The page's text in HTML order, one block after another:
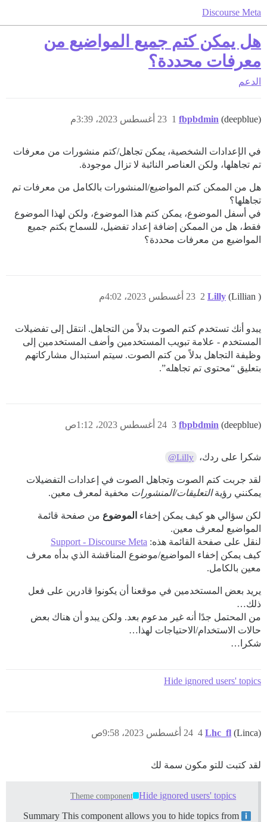
Discourse Meta
هل يمكن كتم جميع المواضيع من
معرفات محددة؟
الدعم
fbpbdmin (deepblue) 23 أغسطس 2023، 3:39م 1
في الإعدادات الشخصية، يمكن تجاهل/كتم منشورات من معرفات
تم تجاهلها، ولكن العناصر النائبة لا تزال موجودة.
هل من الممكن كتم المواضيع/المنشورات بالكامل من معرفات تم
تجاهلها؟
في أسفل الموضوع، يمكن كتم هذا الموضوع، ولكن لهذا الموضوع
فقط، هل من الممكن إضافة إعداد تفضيل، للسماح بكتم جميع
المواضيع من معرفات محددة؟
Lilly (Lillian ) 23 أغسطس 2023، 4:02م 2
يبدو أنك تستخدم كتم الصوت بدلاً من التجاهل. انتقل إلى تفضيلات
المستخدم - علامة تبويب المستخدمين وأضف المستخدمين إلى
وظيفة التجاهل بدلاً من كتم الصوت. سيتم استبدال مشاركاتهم
بتعليق “محتوى تم تجاهله”.
fbpbdmin (deepblue) 24 أغسطس 2023، 1:12ص 3
شكرا على ردك، @Lilly
لقد جربت كتم الصوت وتجاهل الصوت في إعدادات التفضيلات
يمكنني رؤيةالتعليقات/المنشورات مخفية لمعرف معين.
لكن سؤالي هو كيف يمكن إخفاء الموضوع من صفحة قائمة
المواضيع لمعرف معين.
لنقل على صفحة القائمة هذه: Support - Discourse Meta
كيف يمكن إخفاء المواضيع/موضوع المناقشة الذي بدأه معرف
معين بالكامل.
يريد بعض المستخدمين في موقعنا أن يكونوا قادرين على فعل
ذلك…
من المحتمل جدًا أنه غير مدعوم بعد. ولكن يبدو أن هناك بعض
حالات الاستخدام/الاحتياجات لهذا…
شكرا…
Hide ignored users' topics
Lhc_fl (Linca) 24 أغسطس 2023، 9:58ص 4
لقد كتبت للتو مكون سمة لك
Hide ignored users' topics
Theme component
Summary This component allows you to hide topics from